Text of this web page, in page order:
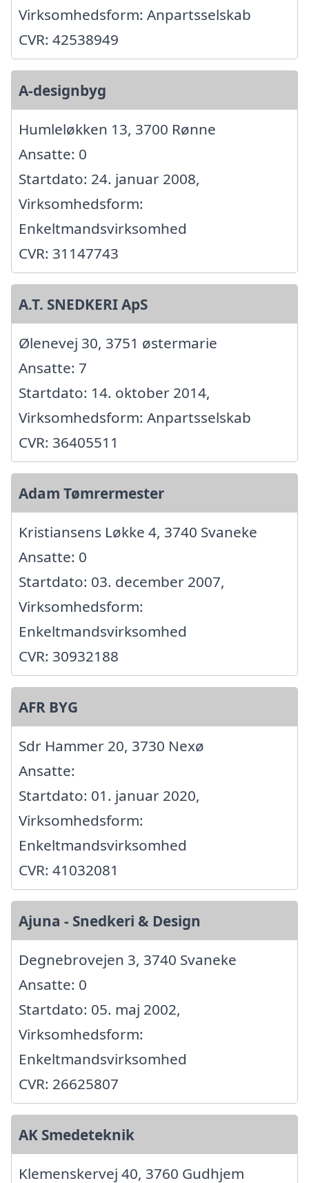
Virksomhedsform: Anpartsselskab
CVR: 42538949
A-designbyg
Humleløkken 13, 3700 Rønne
Ansatte: 0
Startdato: 24. januar 2008,
Virksomhedsform:
Enkeltmandsvirksomhed
CVR: 31147743
A.T. SNEDKERI ApS
Ølenevej 30, 3751 østermarie
Ansatte: 7
Startdato: 14. oktober 2014,
Virksomhedsform: Anpartsselskab
CVR: 36405511
Adam Tømrermester
Kristiansens Løkke 4, 3740 Svaneke
Ansatte: 0
Startdato: 03. december 2007,
Virksomhedsform:
Enkeltmandsvirksomhed
CVR: 30932188
AFR BYG
Sdr Hammer 20, 3730 Nexø
Ansatte:
Startdato: 01. januar 2020,
Virksomhedsform:
Enkeltmandsvirksomhed
CVR: 41032081
Ajuna - Snedkeri & Design
Degnebrovejen 3, 3740 Svaneke
Ansatte: 0
Startdato: 05. maj 2002,
Virksomhedsform:
Enkeltmandsvirksomhed
CVR: 26625807
AK Smedeteknik
Klemenskervej 40, 3760 Gudhjem